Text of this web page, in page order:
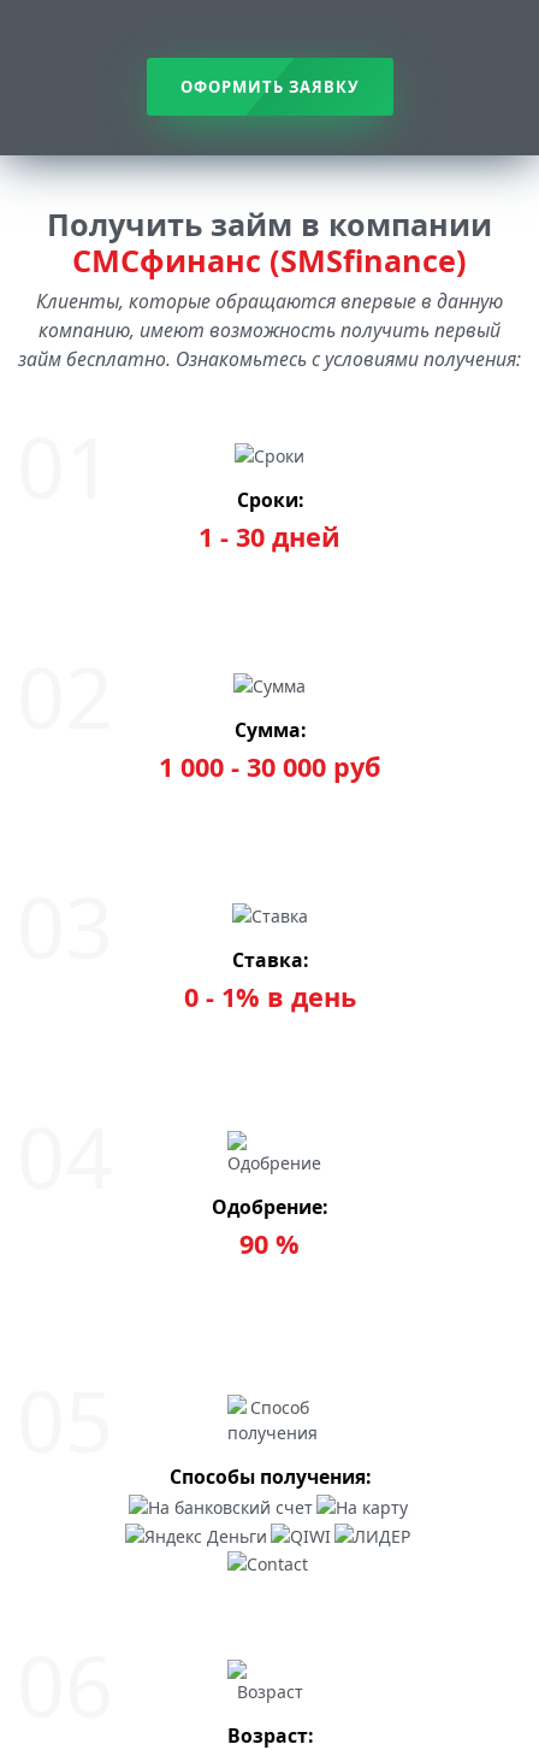
ОФОРМИТЬ ЗАЯВКУ
Получить займ в компании
СМСфинанс (SMSfinance)
Клиенты, которые обращаются впервые в данную
компанию, имеют возможность получить первый
займ бесплатно. Ознакомьтесь с условиями получения:
Сроки:
1 - 30 дней
Сумма:
1 000 - 30 000 руб
Ставка:
0 - 1% в день
Одобрение:
90 %
Способы получения:
Возраст: